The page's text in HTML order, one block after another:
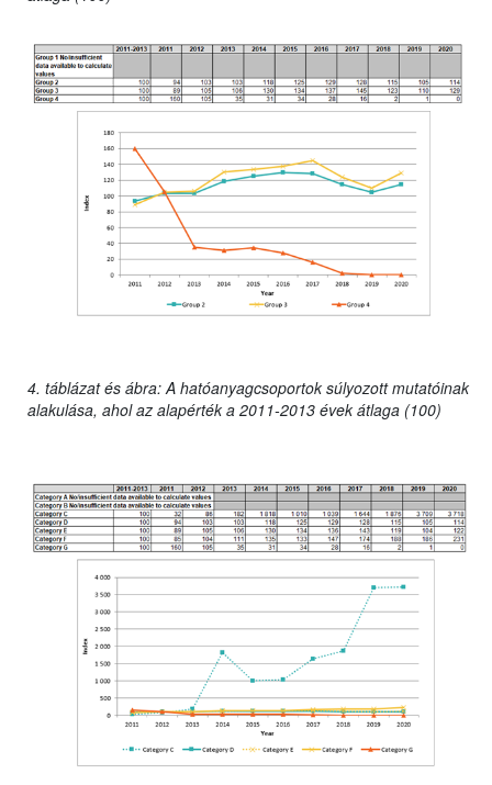
4. táblázat és ábra: A hatóanyagcsoportok súlyozott mutatóinak
alakulása, ahol az alapérték a 2011-2013 évek átlaga (100)